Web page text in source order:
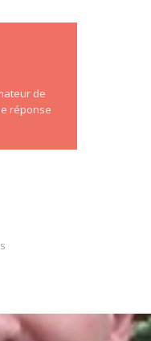
de
réponse